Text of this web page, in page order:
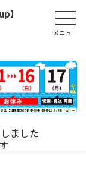
】
ました